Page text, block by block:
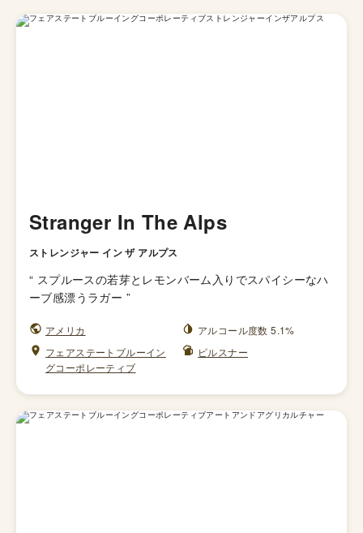
Stranger In The Alps
ストレンジャー イン ザ アルプス
“ スプルースの若芽とレモンバーム入りでスパイシーなハ
ーブ感漂うラガー ”
アメリカ
アルコール度数 5.1%
フェアステートブルーイン
グコーポレーティブ
ピルスナー